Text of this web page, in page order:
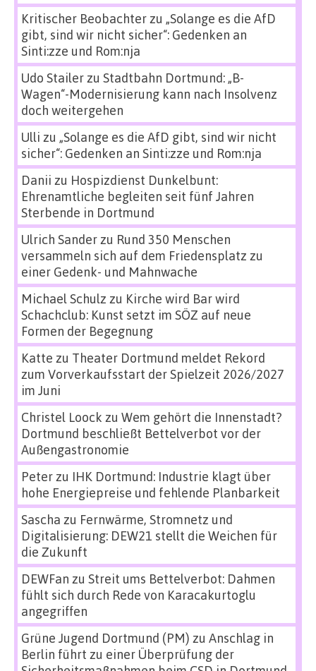
Kritischer Beobachterzu „Solange es die AfD
gibt, sind wir nicht sicher“: Gedenken an
Sinti:zze und Rom:nja
Udo Stailerzu Stadtbahn Dortmund: „B-
Wagen“-Modernisierung kann nach Insolvenz
doch weitergehen
Ulli zu „Solange es die AfD gibt, sind wir nicht
sicher“: Gedenken an Sinti:zze und Rom:nja
Danii zu Hospizdienst Dunkelbunt:
Ehrenamtliche begleiten seit fünf Jahren
Sterbende in Dortmund
Ulrich Sanderzu Rund 350 Menschen
versammeln sich auf dem Friedensplatz zu
einer Gedenk- und Mahnwache
Michael Schulz zu Kirche wird Bar wird
Schachclub: Kunst setzt im SÖZ auf neue
Formen der Begegnung
Katte zu Theater Dortmund meldet Rekord
zum Vorverkaufsstart der Spielzeit 2026/2027
im Juni
Christel Loock zu Wem gehört die Innenstadt?
Dortmund beschließt Bettelverbot vor der
Außengastronomie
Peterzu IHK Dortmund: Industrie klagt über
hohe Energiepreise und fehlende Planbarkeit
Sascha zu Fernwärme, Stromnetz und
Digitalisierung: DEW21 stellt die Weichen für
die Zukunft
DEWFan zu Streit ums Bettelverbot: Dahmen
fühlt sich durch Rede von Karacakurtoglu
angegriffen
Grüne Jugend Dortmund (PM) zu Anschlag in
Berlin führt zu einer Überprüfung der